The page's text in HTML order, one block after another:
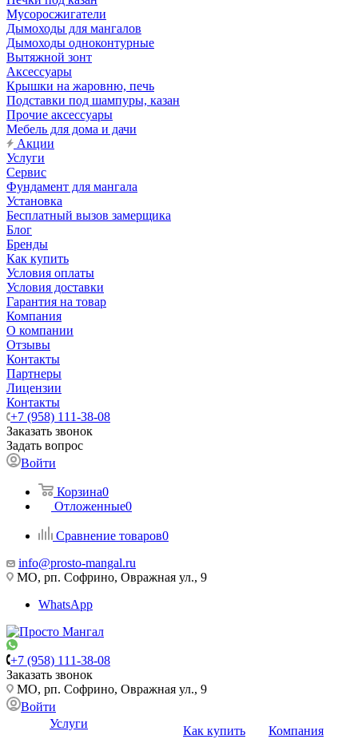
Мусоросжигатели
Дымоходы для мангалов
Дымоходы одноконтурные
Вытяжной зонт
Аксессуары
Крышки на жаровню, печь
Подставки под шампуры, казан
Прочие аксессуары
Мебель для дома и дачи
Акции
Услуги
Сервис
Фундамент для мангала
Установка
Бесплатный вызов замерщика
Блог
Бренды
Как купить
Условия оплаты
Условия доставки
Гарантия на товар
Компания
О компании
Отзывы
Контакты
Партнеры
Лицензии
Контакты
+7 (958) 111-38-08
Заказать звонок
Задать вопрос
Войти
Корзина0
Отложенные0
Сравнение товаров0
info@prosto-mangal.ru
МО, рп. Софрино, Овражная ул., 9
WhatsApp
+7 (958) 111-38-08
Заказать звонок
МО, рп. Софрино, Овражная ул., 9
Войти
Услуги
Как купить
Компания